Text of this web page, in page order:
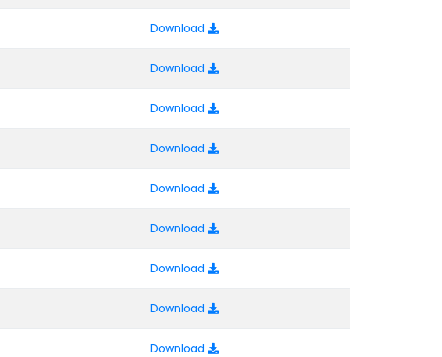
Download
Download
Download
Download
Download
Download
Download
Download
Download